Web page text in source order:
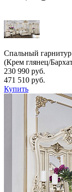
Спальный
(Крем глянец/
230 990 руб.
471 510 руб.
Купить